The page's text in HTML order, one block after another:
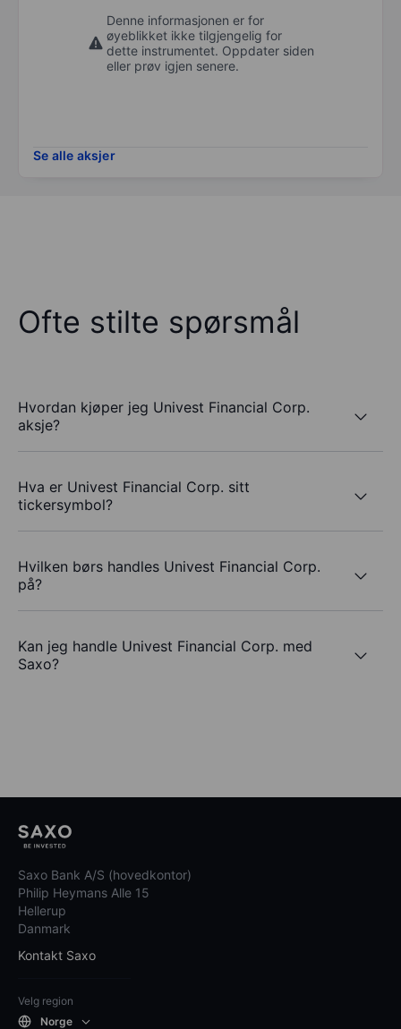
Denne informasjonen er for
øyeblikket ikke tilgjengelig for
dette instrumentet. Oppdater siden
eller prøv igjen senere.
Se alle aksjer
Ofte stilte spørsmål
Hvordan kjøper jeg Univest Financial Corp.
aksje?
Hva er Univest Financial Corp. sitt
tickersymbol?
Hvilken børs handles Univest Financial Corp.
på?
Kan jeg handle Univest Financial Corp. med
Saxo?
Saxo Bank A/S (hovedkontor)
Philip Heymans Alle 15
Hellerup
Danmark
Kontakt Saxo
Velg region
Norge